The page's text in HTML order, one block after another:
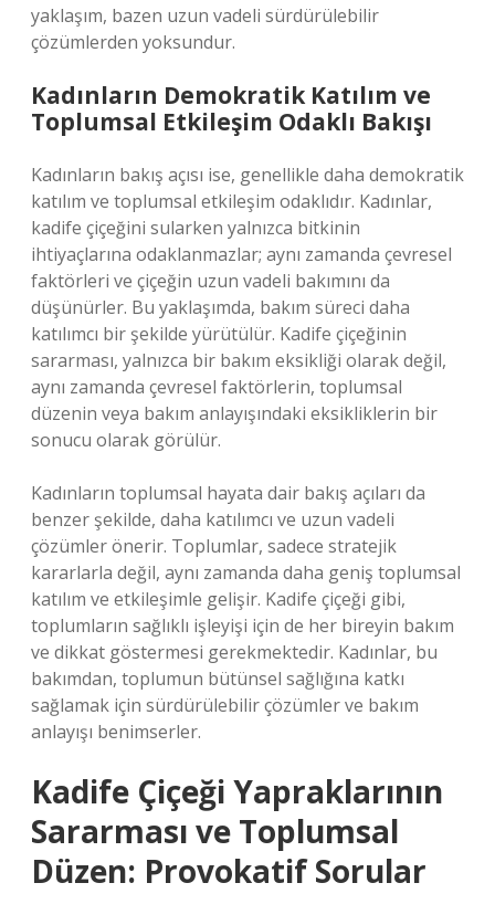
yaklaşım, bazen uzun vadeli sürdürülebilir
çözümlerden yoksundur.
Kadınların Demokratik Katılım ve
Toplumsal Etkileşim Odaklı Bakışı
Kadınların bakış açısı ise, genellikle daha demokratik
katılım ve toplumsal etkileşim odaklıdır. Kadınlar,
kadife çiçeğini sularken yalnızca bitkinin
ihtiyaçlarına odaklanmazlar; aynı zamanda çevresel
faktörleri ve çiçeğin uzun vadeli bakımını da
düşünürler. Bu yaklaşımda, bakım süreci daha
katılımcı bir şekilde yürütülür. Kadife çiçeğinin
sararması, yalnızca bir bakım eksikliği olarak değil,
aynı zamanda çevresel faktörlerin, toplumsal
düzenin veya bakım anlayışındaki eksikliklerin bir
sonucu olarak görülür.
Kadınların toplumsal hayata dair bakış açıları da
benzer şekilde, daha katılımcı ve uzun vadeli
çözümler önerir. Toplumlar, sadece stratejik
kararlarla değil, aynı zamanda daha geniş toplumsal
katılım ve etkileşimle gelişir. Kadife çiçeği gibi,
toplumların sağlıklı işleyişi için de her bireyin bakım
ve dikkat göstermesi gerekmektedir. Kadınlar, bu
bakımdan, toplumun bütünsel sağlığına katkı
sağlamak için sürdürülebilir çözümler ve bakım
anlayışı benimserler.
Kadife Çiçeği Yapraklarının
Sararması ve Toplumsal
Düzen: Provokatif Sorular